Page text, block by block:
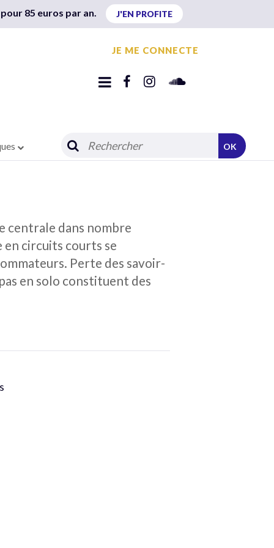
85 euros par an. J'EN PROFITE
JE ME CONNECTE
OK
centrale dans nombre
en circuits courts se
Perte des savoir-
en solo constituent des